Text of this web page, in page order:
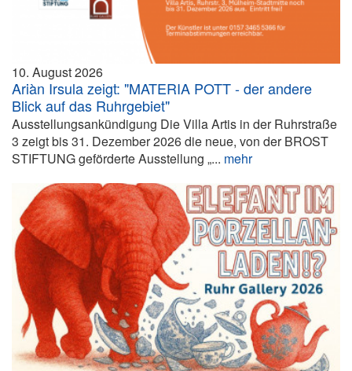
10. August 2026
Ariàn Irsula zeigt: "MATERIA POTT - der andere
Blick auf das Ruhrgebiet"
Ausstellungsankündigung Die Villa Artis in der Ruhrstraße
3 zeigt bis 31. Dezember 2026 die neue, von der BROST
STIFTUNG geförderte Ausstellung „... mehr